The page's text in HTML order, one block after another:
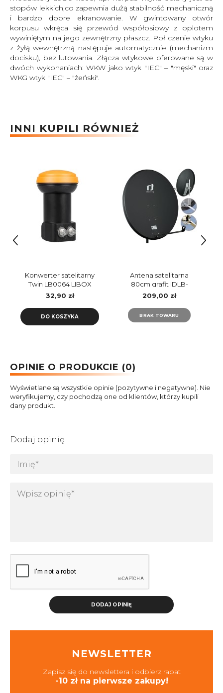
stopów lekkich,co zapewnia dużą stabilność mechaniczną
i bardzo dobre ekranowanie. W gwintowany otwór
korpusu wkręca się przewód współosiowy z oplotem
wywiniętym na jego zewnętrzny płaszcz. Poł czenie wtyku
z żyłą wewnętrzną następuje automatycznie (mechanizm
docisku), bez lutowania. Złącza wtykowe oferowane są w
dwóch wykonaniach: WKW jako wtyk "IEC" – "męski" oraz
WKG wtyk "IEC" – "żeński".
INNI KUPILI RÓWNIEŻ
Konwerter satelitarny
Twin LB0064 LIBOX
32,90 zł
DO KOSZYKA
Antena satelitarna
80cm grafit IDLB-
STCF80-KUANO-LPS
209,00 zł
BRAK TOWARU
OPINIE O PRODUKCIE (0)
Wyświetlane są wszystkie opinie (pozytywne i negatywne). Nie
weryfikujemy, czy pochodzą one od klientów, którzy kupili
dany produkt.
Dodaj opinię
DODAJ OPINIĘ
NEWSLETTER
Zapisz się do newslettera i odbierz rabat
-10 zł na pierwsze zakupy!